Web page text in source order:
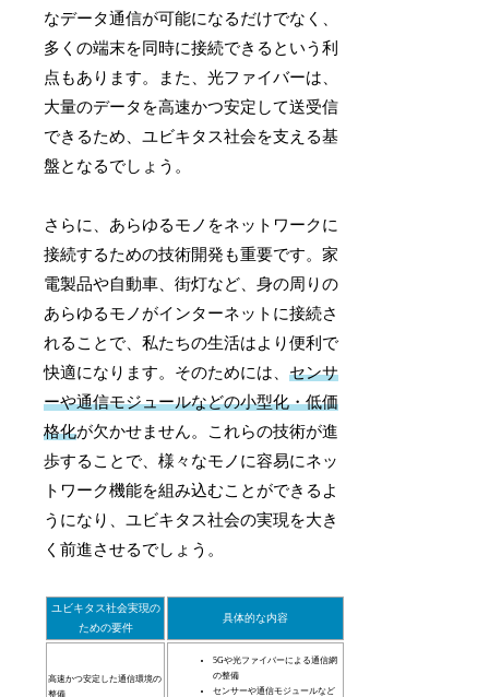
なデータ通信が可能になるだけでなく、
多くの端末を同時に接続できるという利
点もあります。また、光ファイバーは、
大量のデータを高速かつ安定して送受信
できるため、ユビキタス社会を支える基
盤となるでしょう。
さらに、あらゆるモノをネットワークに
接続するための技術開発も重要です。家
電製品や自動車、街灯など、身の周りの
あらゆるモノがインターネットに接続さ
れることで、私たちの生活はより便利で
快適になります。そのためには、センサ
ーや通信モジュールなどの小型化・低価
格化が欠かせません。これらの技術が進
歩することで、様々なモノに容易にネッ
トワーク機能を組み込むことができるよ
うになり、ユビキタス社会の実現を大き
く前進させるでしょう。
ユビキタス社会実現の
ための要件
具体的な内容
高速かつ安定した通信環境の
整備
5Gや光ファイバーによる通信網
の整備
センサーや通信モジュールなど